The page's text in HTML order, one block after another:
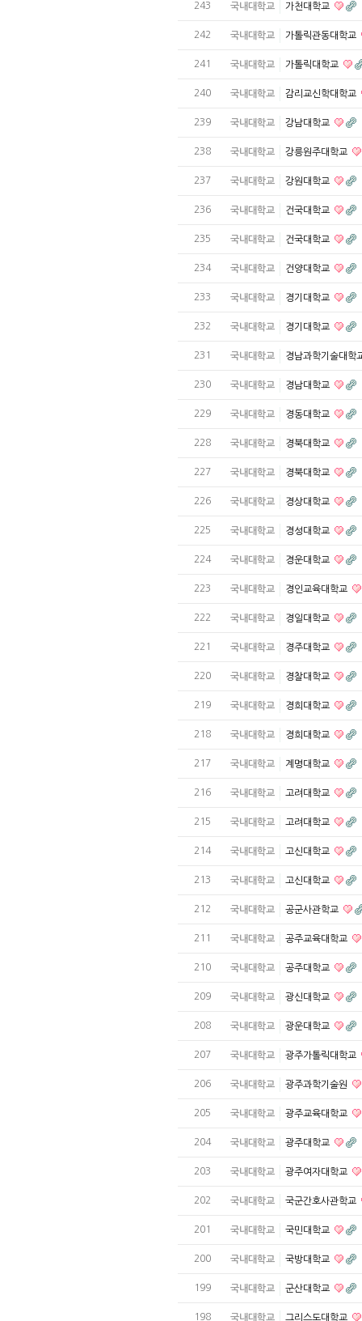
243 국내대학교 가천대학교
242 국내대학교 가톨릭관동대학교
241 국내대학교 가톨릭대학교
240 국내대학교 감리교신학대학교
239 국내대학교 강남대학교
238 국내대학교 강릉원주대학교
237 국내대학교 강원대학교
236 국내대학교 건국대학교
235 국내대학교 건국대학교
234 국내대학교 건양대학교
233 국내대학교 경기대학교
232 국내대학교 경기대학교
231 국내대학교 경남과학기술대학
230 국내대학교 경남대학교
229 국내대학교 경동대학교
228 국내대학교 경북대학교
227 국내대학교 경북대학교
226 국내대학교 경상대학교
225 국내대학교 경성대학교
224 국내대학교 경운대학교
223 국내대학교 경인교육대학교
222 국내대학교 경일대학교
221 국내대학교 경주대학교
220 국내대학교 경찰대학교
219 국내대학교 경희대학교
218 국내대학교 경희대학교
217 국내대학교 계명대학교
216 국내대학교 고려대학교
215 국내대학교 고려대학교
214 국내대학교 고신대학교
213 국내대학교 고신대학교
212 국내대학교 공군사관학교
211 국내대학교 공주교육대학교
210 국내대학교 공주대학교
209 국내대학교 광신대학교
208 국내대학교 광운대학교
207 국내대학교 광주가톨릭대학교
206 국내대학교 광주과학기술원
205 국내대학교 광주교육대학교
204 국내대학교 광주대학교
203 국내대학교 광주여자대학교
202 국내대학교 국군간호사관학교
201 국내대학교 국민대학교
200 국내대학교 국방대학교
199 국내대학교 군산대학교
198 국내대학교 그리스도대학교